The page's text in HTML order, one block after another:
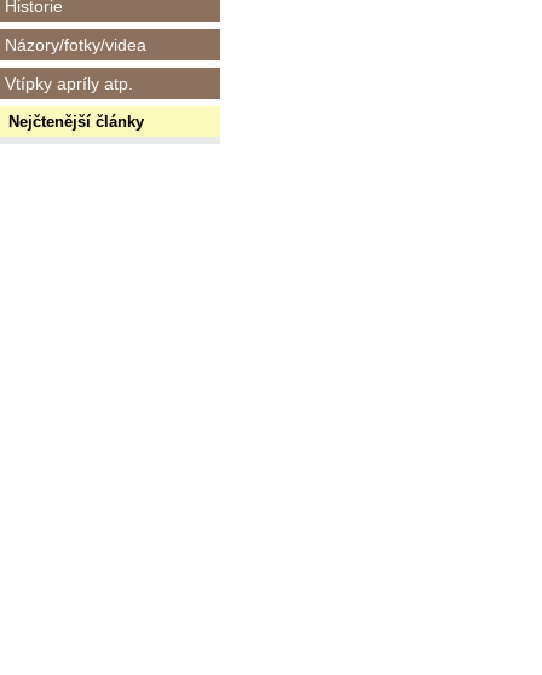
Historie
Názory/fotky/videa
Vtípky apríly atp.
Nejčtenější články